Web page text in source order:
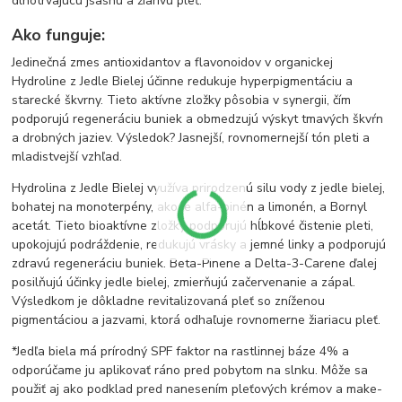
Ako funguje:
Jedinečná zmes antioxidantov a flavonoidov v organickej
Hydroline z Jedle Bielej účinne redukuje hyperpigmentáciu a
starecké škvrny. Tieto aktívne zložky pôsobia v synergii, čím
podporujú regeneráciu buniek a obmedzujú výskyt tmavých škvŕn
a drobných jaziev. Výsledok? Jasnejší, rovnomernejší tón pleti a
mladistvejší vzhľad.
Hydrolina z Jedle Bielej využíva prirodzenú silu vody z jedle bielej,
bohatej na monoterpény, ako je alfa-pinén a limonén, a Bornyl
acetát. Tieto bioaktívne zložky podporujú hĺbkové čistenie pleti,
upokojujú podráždenie, redukujú vrásky a jemné linky a podporujú
zdravú regeneráciu buniek. Beta-Pinene a Delta-3-Carene ďalej
posilňujú účinky jedle bielej, zmierňujú začervenanie a zápal.
Výsledkom je dôkladne revitalizovaná pleť so zníženou
pigmentáciou a jazvami, ktorá odhaľuje rovnomerne žiariacu pleť.
*Jedľa biela má prírodný SPF faktor na rastlinnej báze 4% a
odporúčame ju aplikovať ráno pred pobytom na slnku. Môže sa
použiť aj ako podklad pred nanesením pleťových krémov a make-